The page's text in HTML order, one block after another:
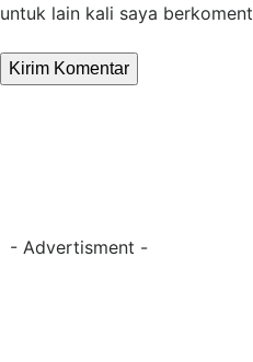
untuk lain kali saya
- Advertisment -